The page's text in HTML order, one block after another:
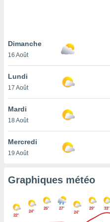
pas
de
à
cas,
que
sur le
ne
Dimanche
16 Août
Lundi
17 Août
Mardi
18 Août
Mercredi
19 Août
Graphiques météo
22°
24°
26°
27°
24°
29° 33°